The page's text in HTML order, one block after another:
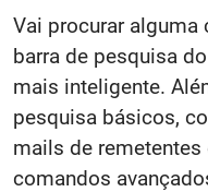
Vai procurar alguma
barra de pesquisa
mais inteligente.
pesquisa básicos,
mails de
comandos